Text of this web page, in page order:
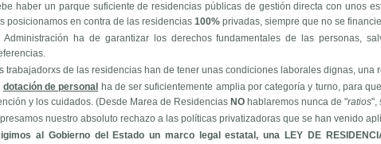
haber un parque suficiente de residencias públicas de gestión directa con unos
posicionamos en contra de las residencias100% privadas, siempre que no se
Administración ha de garantizar los derechos fundamentales de las personas,
trabajadorxs de las residencias han de tener unas condiciones laborales dignas,
dotación de personal
ha de ser suficientemente amplia por categoría y turno, para
y los cuidados. (Desde Marea de Residencias NO hablaremos nunca de "ratios",
nuestro absoluto rechazo a las políticas privatizadoras que se han venido
al Gobierno del Estado un marco legal estatal, una LEY DE